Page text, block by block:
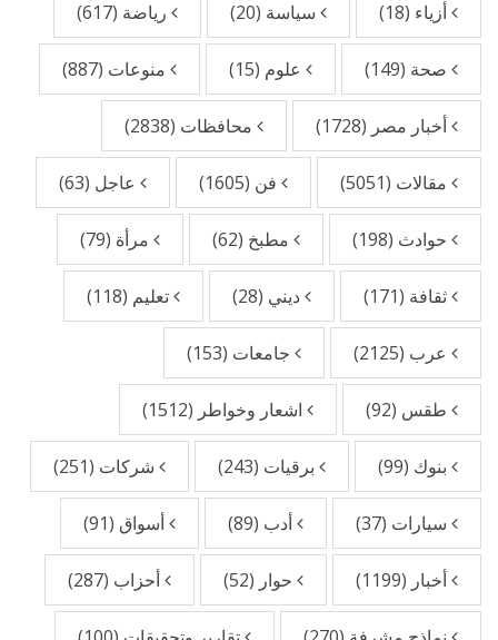
أزياء (18) سياسة (20) رياضة (617)
صحة (149) علوم (15) منوعات (887)
أخبار مصر (1728) محافظات (2838)
مقالات (5051) فن (1605) عاجل (63)
حوادث (198) مطبخ (62) مرأة (79)
ثقافة (171) ديني (28) تعليم (118)
عرب (2125) جامعات (153)
طقس (92) اشعار وخواطر (1512)
بنوك (99) برقيات (243) شركات (251)
سيارات (37) أدب (89) أسواق (91)
أخبار (1199) حوار (52) أحزاب (287)